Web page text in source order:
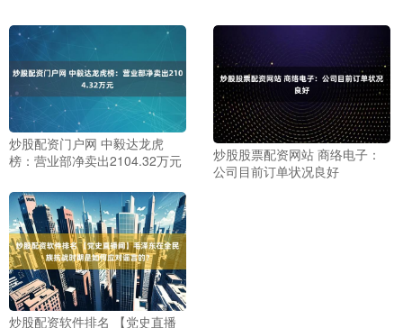
炒股配资门户网 中毅达龙虎
榜：营业部净卖出2104.32万元
炒股股票配资网站 商络电子：
公司目前订单状况良好
炒股配资软件排名 【党史直播